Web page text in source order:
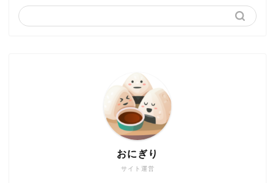
サイト運営
おにぎり